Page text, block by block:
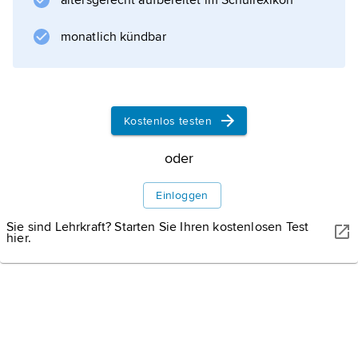
monatlich kündbar
Kostenlos testen
oder
Einloggen
Sie sind Lehrkraft? Starten Sie Ihren kostenlosen Test
hier.